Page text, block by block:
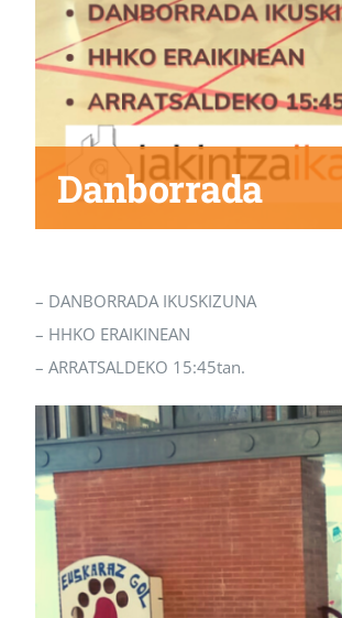
Danborrada
– DANBORRADA IKUSKIZUNA
– HHKO ERAIKINEAN
– ARRATSALDEKO 15:45tan.